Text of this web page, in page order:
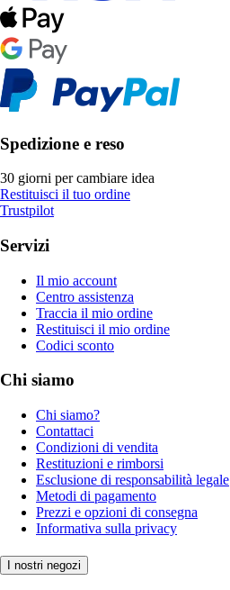
Spedizione e reso
30 giorni per cambiare idea
Restituisci il tuo ordine
Trustpilot
Servizi
Il mio account
Centro assistenza
Traccia il mio ordine
Restituisci il mio ordine
Codici sconto
Chi siamo
Chi siamo?
Contattaci
Condizioni di vendita
Restituzioni e rimborsi
Esclusione di responsabilità legale
Metodi di pagamento
Prezzi e opzioni di consegna
Informativa sulla privacy
I nostri negozi